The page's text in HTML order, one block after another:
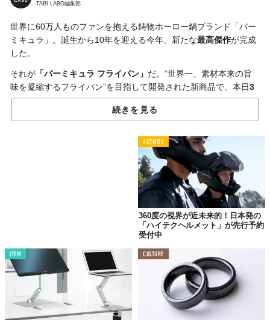
TABI LABO編集部
世界に60万人ものファンを抱える鋳物ホーロー鍋ブランド「バー
ミキュラ」。誕生から10年を迎える今年、新たな最高傑作が完成
した。
それが 「バーミキュラ フライパン」 だ。“世界一、素材本来の旨
味を凝縮するフライパン”を目指して開発された新商品で、本日3
月26日から先行予約が開始される。
水が馴染む特殊な性質を持つ新開発のホーローと、蓄熱性が非常
に高い鋳鉄とを組み合わせた「エナメルサーモテクノロジー」
が、食材から出た余分な水分を瞬時に蒸発させ、旨みを凝縮
また、“鉄のフライパン=プロのもの”という常識をくつがえす使い
やすさも兼備しており、薄さは鋳物ホーローの限界に挑んだ約
1.5mm（最薄部）、重さはわずか約1.1kg。年配の方や女性にも
を図っている。
熟練した職人が削り出す美しいウッドハンドルは持ちやすく、独
自の締結構造で驚くほど緩みにくい。洗剤使用OKで、ウッドハン
ドルまで丸洗いが可能。面倒なシーズニングや油返しも不要だ。
「バーミキュラ フライパン」を使えば、高火力の熱源や高度な鍋
振りの技術がなくとも、本格的な味を家庭で簡単に楽しめるよう
になる。食卓に“炒め物革命”が起きるかもしれない。
続きを見る
ACTIVITY
360度の視界が近未来的！日本発の
「ハイテクヘルメット」が先行予約
受付中
ITEM CULTURE